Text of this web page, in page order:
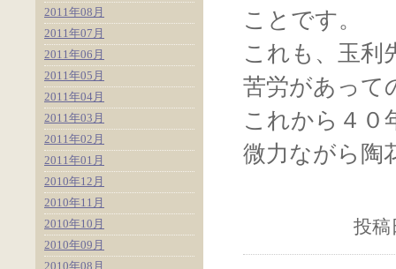
ことです。
これも、玉利
苦労があって
これから４０
微力ながら陶
投稿
2011年08月
2011年07月
2011年06月
2011年05月
2011年04月
2011年03月
2011年02月
2011年01月
2010年12月
2010年11月
2010年10月
2010年09月
2010年08月